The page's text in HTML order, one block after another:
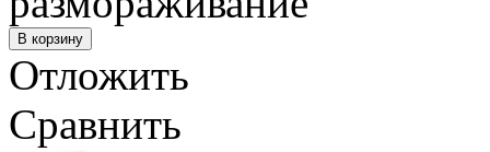
Отложить
Сравнить